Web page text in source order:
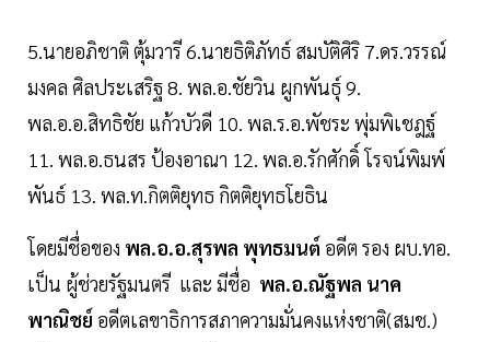
5.นายอภิชาติ ตุ้มวารี 6.นายธิติภัทธ์ สมบัติศิริ 7.ดร.วรรณ์
มงคล ศิลประเสริฐ 8. พล.อ.ชัยวิน ผูกพันธุ์ 9.
พล.อ.อ.สิทธิชัย แก้วบัวดี 10. พล.ร.อ.พัชระ พุ่มพิเชฎฐ์
11. พล.อ.ธนสร ป้องอาณา 12. พล.อ.รักศักดิ์ โรจน์พิมพ์
พันธ์ 13. พล.ท.กิตติยุทธ กิตติยุทธโยธิน
โดยมีชื่อของ พล.อ.อ.สุรพล พุทธมนต์ อดีต รอง ผบ.ทอ.
เป็น ผู้ช่วยรัฐมนตรี และ มีชื่อ พล.อ.ณัฐพล นาค
พาณิชย์ อดีตเลขาธิการสภาความมั่นคงแห่งชาติ(สมช.)